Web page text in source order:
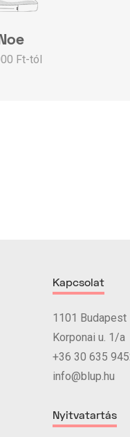
Ft-tól
Kapcsolat
1101 Budapest
Korponai u. 1/a
+36 30 635
info@blup.hu
Nyitvatartás